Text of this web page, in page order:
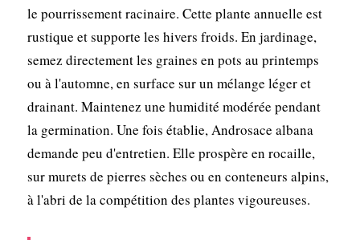
le pourrissement racinaire. Cette plante annuelle est
rustique et supporte les hivers froids. En jardinage,
semez directement les graines en pots au printemps
ou à l'automne, en surface sur un mélange léger et
drainant. Maintenez une humidité modérée pendant
la germination. Une fois établie, Androsace albana
demande peu d'entretien. Elle prospère en rocaille,
sur murets de pierres sèches ou en conteneurs alpins,
à l'abri de la compétition des plantes vigoureuses.